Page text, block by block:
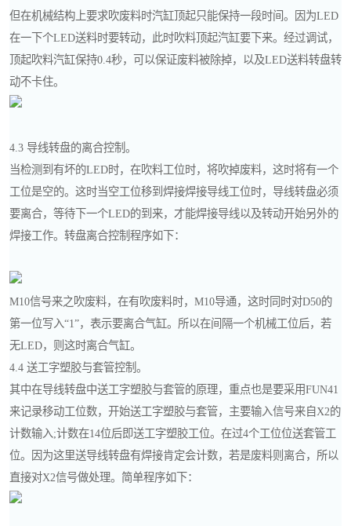
但在机械结构上要求吹废料时汽缸顶起只能保持一段时间。因为LED
在一下个LED送料时要转动，此时吹料顶起汽缸要下来。经过调试，
顶起吹料汽缸保持0.4秒，可以保证废料被除掉，以及LED送料转盘转
动不卡住。
4.3 导线转盘的离合控制。
当检测到有坏的LED时，在吹料工位时，将吹掉废料，这时将有一个
工位是空的。这时当空工位移到焊接焊接导线工位时，导线转盘必须
要离合，等待下一个LED的到来，才能焊接导线以及转动开始另外的
焊接工作。转盘离合控制程序如下：
M10信号来之吹废料，在有吹废料时，M10导通，这时同时对D50的
第一位写入“1”，表示要离合气缸。所以在间隔一个机械工位后，若
无LED，则这时离合气缸。
4.4 送工字塑胶与套管控制。
其中在导线转盘中送工字塑胶与套管的原理，重点也是要采用FUN41
来记录移动工位数，开始送工字塑胶与套管，主要输入信号来自X2的
计数输入;计数在14位后即送工字塑胶工位。在过4个工位位送套管工
位。因为这里送导线转盘有焊接肯定会计数，若是废料则离合，所以
直接对X2信号做处理。简单程序如下：